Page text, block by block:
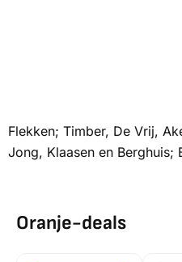
Flekken; Timber, De Vrij,
Jong, Klaasen en Berghuis;
Oranje-deals